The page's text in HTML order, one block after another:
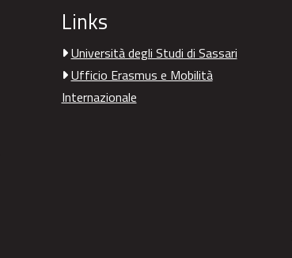
Links
Università degli Studi di Sassari
Ufficio Erasmus e Mobilità
Internazionale